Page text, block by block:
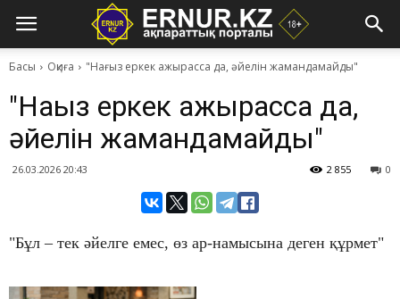
Басы Оқиға "Нағыз еркек ажырасса да, әйелін жамандамайды"
"Нағыз еркек ажырасса да,
әйелін жамандамайды"
26.03.2026 20:43 0
2 855
"Бұл – тек әйелге емес, өз ар-намысына деген құрмет"